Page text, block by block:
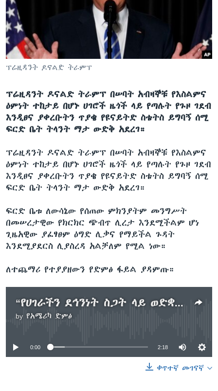
ቋንቋዎች
ፕሬዚዳንት ዶናልድ ትራምፕ
ፕሬዚዳንት ዶናልድ ትራምፕ በሠባት አብዛኞቹ የእስልምና
ዕምነት ተከታይ በሆኑ ሀገሮች ዜጎች ላይ የጣሉት የጉዞ ገደብ
እንዲፀና ያቀረቡትን ጥያቄ የዩናይትድ ስቴትስ ይግባኝ ሰሚ
ፍርድ ቤት ትላንት ማታ ውድቅ አደረገ።
ፕሬዚዳንት ዶናልድ ትራምፕ በሠባት አብዛኞቹ የእስልምና
ዕምነት ተከታይ በሆኑ ሀገሮች ዜጎች ላይ የጣሉት የጉዞ ገደብ
እንዲፀና ያቀረቡትን ጥያቄ የዩናይትድ ስቴትስ ይግባኝ ሰሚ
ፍርድ ቤት ትላንት ማታ ውድቅ አደረገ።
ፍርድ ቤቱ ለውሳኔው የሰጠው ምክንያትም መንግሥት
በመሠረታዊው የክርክር ጭብጥ ሊረታ እንደሚችልም ሆነ
ጊዜአዊው ያፈፃፀም ዕግድ ሊቃና የማይችል ጉዳት
እንደሚያደርስ ሊያስረዳ አልቻለም የሚል ነው።
ለተጨማሪ የተያያዘውን የድምፅ ፋይል ያዳምጡ።
“የሀገራችን ደኅንነት ስጋት ላይ ወድቋል፣ ፍ/ቤት እንገናኝ - ፕሬዚዳንት ዶናልድ ትራምፕ
by የአሜሪካ ድምፅ
No media source currently available
0:00 2:18
ቀጥተኛ መገናኛ